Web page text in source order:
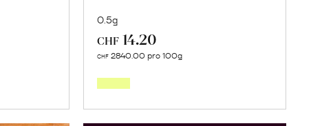
0.5g
CHF 14.20
CHF 2840.00 pro 100g